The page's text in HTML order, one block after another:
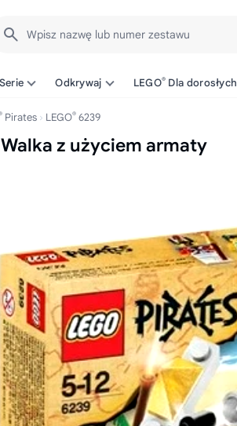
Wpisz nazwę lub numer zestawu
Serie Odkrywaj LEGO® Dla dorosłych
Pirates LEGO® 6239
z użyciem armaty